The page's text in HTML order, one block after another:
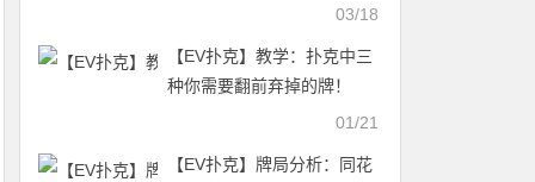
03/18
【EV扑克】教学：扑克中三
种你需要翻前弃掉的牌！
01/21
【EV扑克】牌局分析：同花